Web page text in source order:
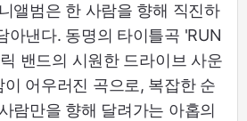
앨범은 한 사람을 향해 직진하
아낸다. 동명의 타이틀곡 'RUN
밴드의 시원한 드라이브 사운
어우러진 곡으로, 복잡한 순
람만을 향해 달려가는 아홉의